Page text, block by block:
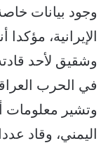
وجود بيانات
الإيرانية،
وشقيق لأحد
في الحرب
وتشير معلومات
اليمني، وقاد